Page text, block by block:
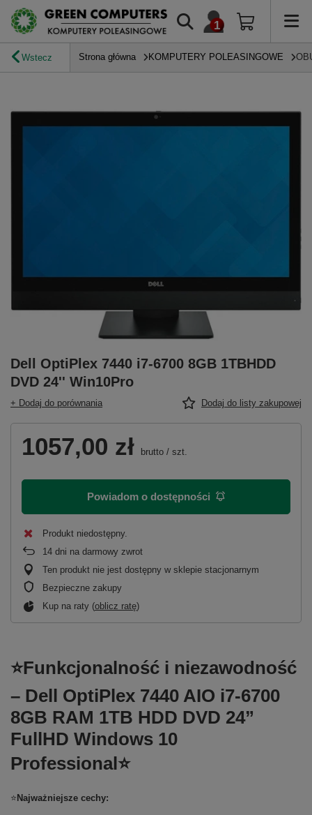
Wstecz Strona główna KOMPUTERY POLEASINGOWE
Dell OptiPlex 7440 i7-6700 8GB 1TBHDD
DVD 24'' Win10Pro
+ Dodaj do porównania Dodaj do listy zakupowej
1057,00 zł brutto / szt.
Powiadom o dostępności
Produkt niedostępny
14 dni na darmowy zwrot
Ten produkt nie jest dostępny w sklepie stacjonarnym
Bezpieczne zakupy
Kup na raty (oblicz ratę)
⭐Funkcjonalność i niezawodność
– Dell OptiPlex 7440 AIO i7-6700
8GB RAM 1TB HDD DVD 24”
FullHD Windows 10
Professional⭐
⭐Najważniejsze cechy: